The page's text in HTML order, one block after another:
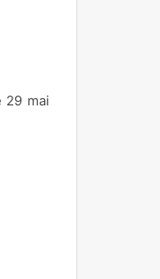
29 mai